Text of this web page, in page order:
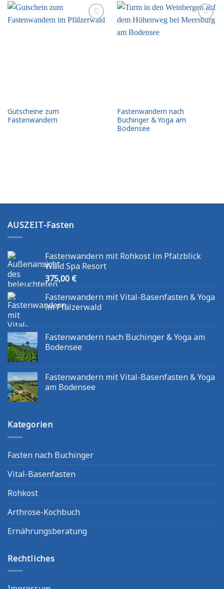
Gutscheine zum
Fastenwandern
Optionen
auf
der
gewählt
werden
Fastenwandern nach
Buchinger & Yoga am
Bodensee
Die
Produktseite
AUSZEIT-Fasten
Fastenwandern mit Rohkost im Pfalzblick
Wald Spa Resort
375,00 €
Fastenwandern mit Vital-Basenfasten & Yoga
im Pfälzerwald
Fastenwandern nach Buchinger & Yoga am
Bodensee
Fastenwandern mit Vital-Basenfasten & Yoga
am Bodensee
Kategorien
Fasten nach Buchinger
Vital-Basenfasten
Rohkost
Arthrose-Kochbuch
Ernährungsberatung
Rechtliches